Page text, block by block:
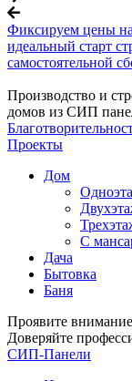
Фиксируем цены
идеальный старт
самостоятельной
Производство и
домов из СИП
Проекты
Дом
С
Дача
Бытовка
Баня
Проявите
Доверяйте
СИП-Панели